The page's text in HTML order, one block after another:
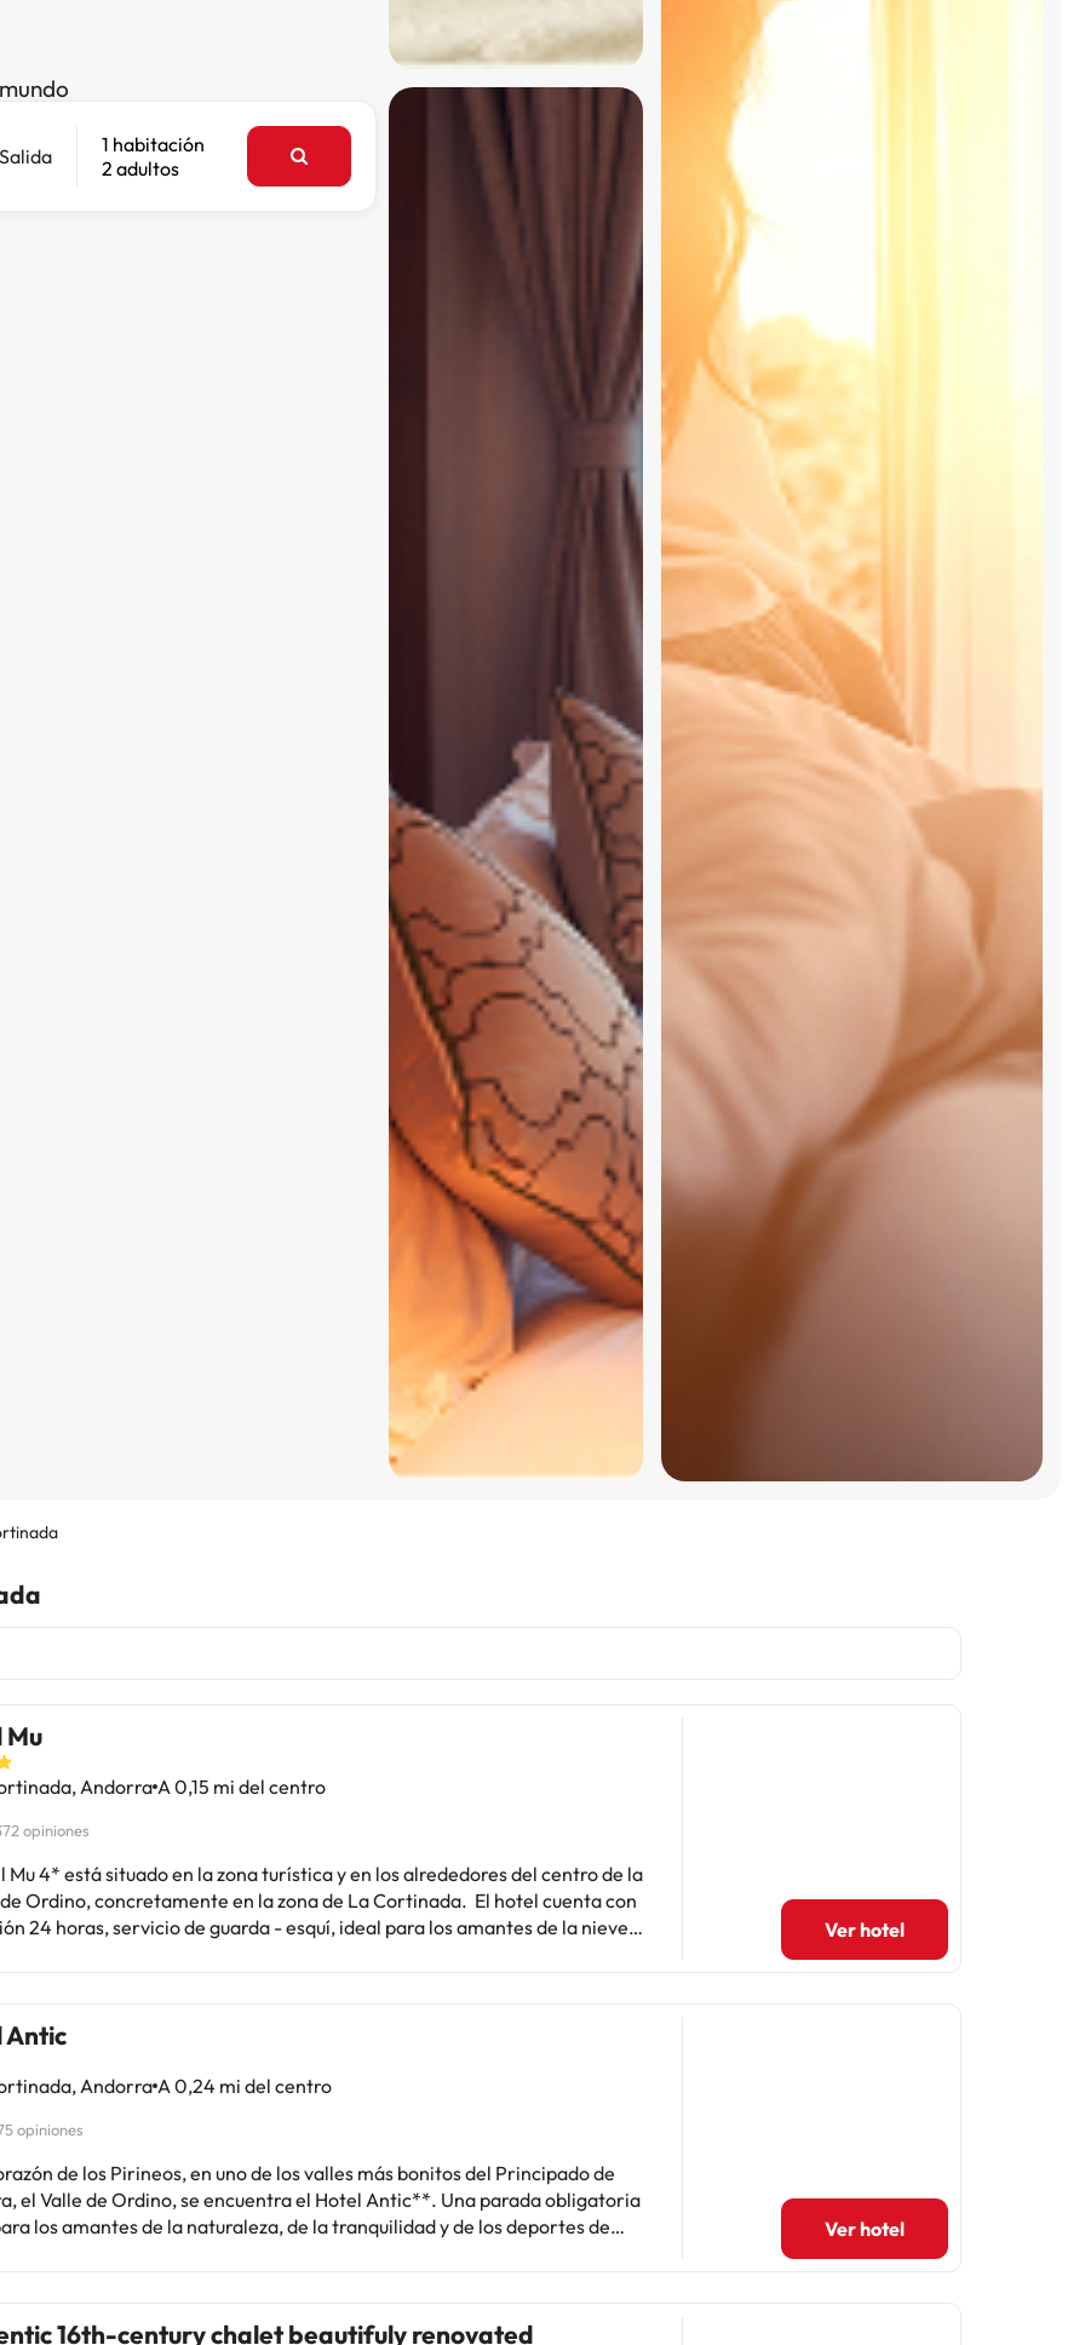
Salida
1 habitación
2 adultos
Mu
AndorraA 0,15 mi del centro
opiniones
Mu 4* está situado en la zona turística y en los alrededores del centro de la
Ordino, concretamente en la zona de La Cortinada. El hotel cuenta con
24 horas, servicio de guarda - esquí, ideal para los amantes de la nieve y
jacuzzi, sauna y baños de vapor. El acceso al spa comporta un
los amantes de la nieve, la
de esquí más cercana está a unos 10 kilómetros de distancia (Arcalis) y
a unos 5 km del telecabina de La Massana (Pal-Arinsal), además la
de Encamp de Grandvalira, está a unos 14 km. Cerca del alojamiento
una gran cantidad de tiendas, comercios y lugares de ocio y
Además, a tan solo 50 metros hay servicio de transporte
shopping,
Ver hotel
Antic
AndorraA 0,24 mi del centro
opiniones
de los Pirineos, en uno de los valles más bonitos del Principado de
el Valle de Ordino, se encuentra el Hotel Antic**. Una parada obligatoria
los amantes de la naturaleza, de la tranquilidad y de los deportes de
ofrece un ambiente confortable, casero, agradable y sobre todo, un trato
Ver hotel
16th-century chalet beautifuly renovated